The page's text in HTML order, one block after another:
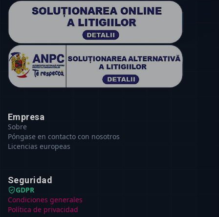
Empresa
Sobre
Póngase en contacto con nosotros
Licencias europeas
Seguridad
GDPR
Condiciones generales
Política de privacidad